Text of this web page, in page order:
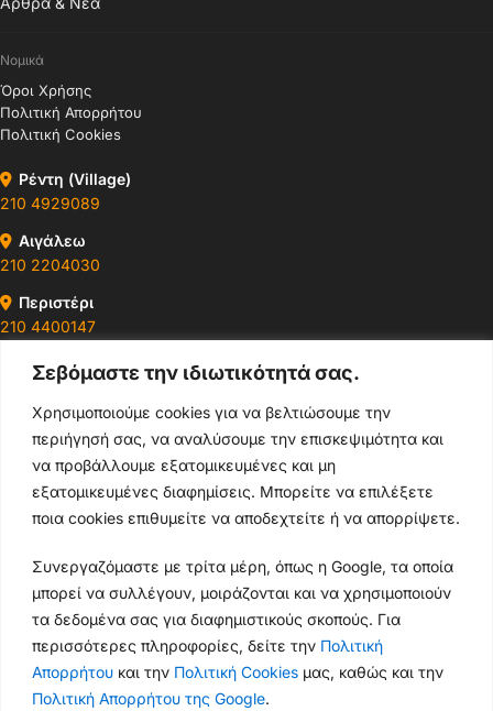
Σεβόμαστε την ιδιωτικότητά σας.
Χρησιμοποιούμε cookies για να βελτιώσουμε την
περιήγησή σας, να αναλύσουμε την επισκεψιμότητα και
να προβάλλουμε εξατομικευμένες και μη
εξατομικευμένες διαφημίσεις. Μπορείτε να επιλέξετε
ποια cookies επιθυμείτε να αποδεχτείτε ή να απορρίψετε.
Συνεργαζόμαστε με τρίτα μέρη, όπως η Google, τα οποία
μπορεί να συλλέγουν, μοιράζονται και να χρησιμοποιούν
τα δεδομένα σας για διαφημιστικούς σκοπούς. Για
περισσότερες πληροφορίες, δείτε την Πολιτική
Απορρήτου και την Πολιτική Cookies μας, καθώς και την
Πολιτική Απορρήτου της Google.
Νομικά
Όροι Χρήσης
Πολιτική Απορρήτου
Πολιτική Cookies
Ρέντη (Village)
210 4929089
Αιγάλεω
210 2204030
Περιστέρι
210 4400147
Ωράρια & Διευθύνσεις →
210 4929089
Κεντρικό τηλέφωνο
info@thikishop.gr
Δευ - Σάβ: 10:00 - 21:00
ΔΩΡΕΑΝ ΑΠΟΣΤΟΛΗ
για παραγγελίες άνω των 35€
Copyright 2025 Powered by ThikiShop.